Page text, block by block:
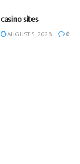
casino sites
AUGUST 5, 2026 0